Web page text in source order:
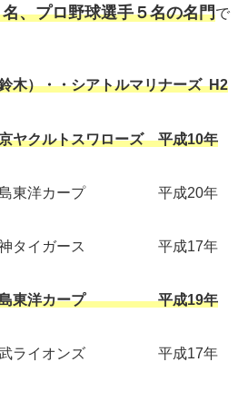
、プロ野球選手５名の名門で
木）・・シアトルマリナーズ H2
ヤクルトスワローズ 平成10年
島東洋カープ 平成20年
神タイガース 平成17年
島東洋カープ 平成19年
武ライオンズ 平成17年